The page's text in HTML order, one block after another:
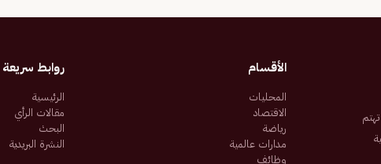
تم تأسيسها عام 2007م تهتم
الأقسام
المحليات
الاقتصاد
رياضة
مدارات عالمية
وظائف
روابط سريعة
الرئيسية
مقالات الرأي
البحث
النشرة البريدية